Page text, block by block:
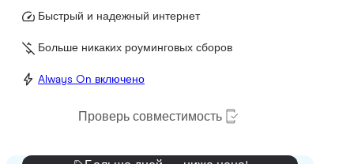
Быстрый и надежный интернет
Больше никаких роуминговых сборов
Always On включено
Проверь совместимость